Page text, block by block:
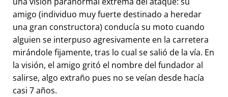
amigo (individuo muy fuerte destinado a heredar
una gran constructora) conducía su moto cuando
alguien se interpuso agresivamente en la carretera
mirándole fijamente, tras lo cual se salió de la vía. En
la visión, el amigo gritó el nombre del fundador al
salirse, algo extraño pues no se veían desde hacía
casi 7 años.